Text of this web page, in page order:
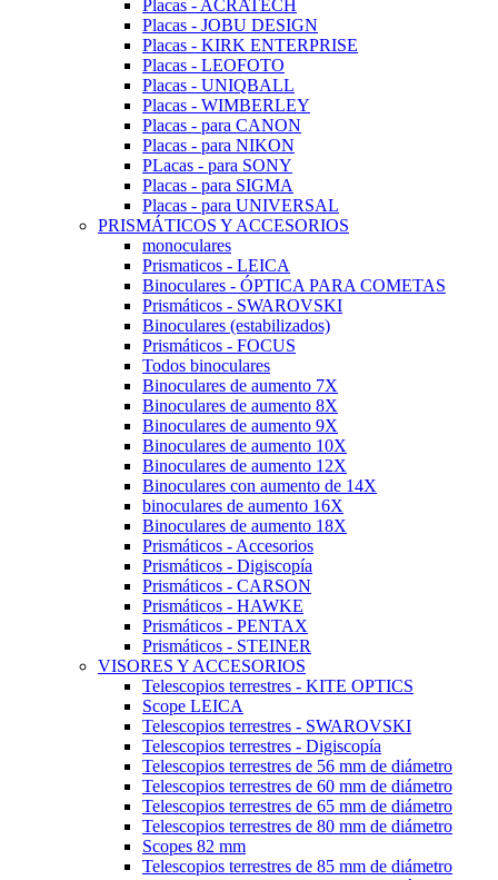
Placas - ACRATECH
Placas - JOBU DESIGN
Placas - KIRK ENTERPRISE
Placas - LEOFOTO
Placas - UNIQBALL
Placas - WIMBERLEY
Placas - para CANON
Placas - para NIKON
PLacas - para SONY
Placas - para SIGMA
Placas - para UNIVERSAL
PRISMÁTICOS Y ACCESORIOS
monoculares
Prismaticos - LEICA
Binoculares - ÓPTICA PARA COMETAS
Prismáticos - SWAROVSKI
Binoculares (estabilizados)
Prismáticos - FOCUS
Todos binoculares
Binoculares de aumento 7X
Binoculares de aumento 8X
Binoculares de aumento 9X
Binoculares de aumento 10X
Binoculares de aumento 12X
Binoculares con aumento de 14X
binoculares de aumento 16X
Binoculares de aumento 18X
Prismáticos - Accesorios
Prismáticos - Digiscopía
Prismáticos - CARSON
Prismáticos - HAWKE
Prismáticos - PENTAX
Prismáticos - STEINER
VISORES Y ACCESORIOS
Telescopios terrestres - KITE OPTICS
Scope LEICA
Telescopios terrestres - SWAROVSKI
Telescopios terrestres - Digiscopía
Telescopios terrestres de 56 mm de diámetro
Telescopios terrestres de 60 mm de diámetro
Telescopios terrestres de 65 mm de diámetro
Telescopios terrestres de 80 mm de diámetro
Scopes 82 mm
Telescopios terrestres de 85 mm de diámetro